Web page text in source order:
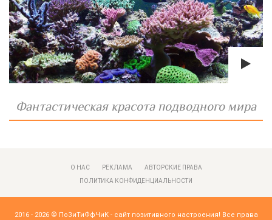
Фантастическая красота подводного мира
О НАС РЕКЛАМА
АВТОРСКИЕ ПРАВА
ПОЛИТИКА КОНФИДЕНЦИАЛЬНОСТИ
2016 - 2026 © ПоЗиТиФфЧиК - сайт позитивного настроения! Все права